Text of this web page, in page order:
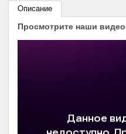
Описание
Просмотрите наши видео